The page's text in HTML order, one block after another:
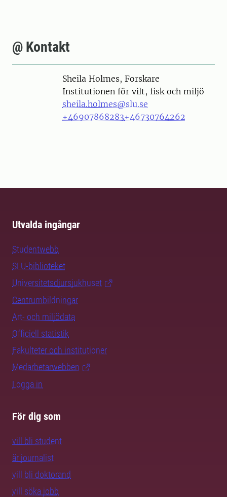
@ Kontakt
PersonSheila Holmes, Forskare
Institutionen för vilt, fisk och miljö
sheila.holmes@slu.se
+46907868283+46730764262
Utvalda ingångar
Studentwebb
SLU-biblioteket
Universitetsdjursjukhuset
Centrumbildningar
Art- och miljödata
Officiell statistik
Fakulteter och institutioner
Medarbetarwebben
Logga in
För dig som
vill bli student
är journalist
vill bli doktorand
vill söka jobb